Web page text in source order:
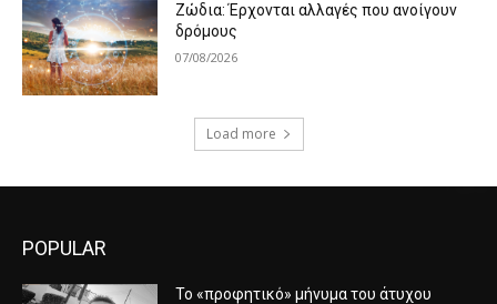
Ζώδια: Έρχονται αλλαγές που ανοίγουν
δρόμους
07/08/2026
Load more
POPULAR
Το «προφητικό» μήνυμα του άτυχου